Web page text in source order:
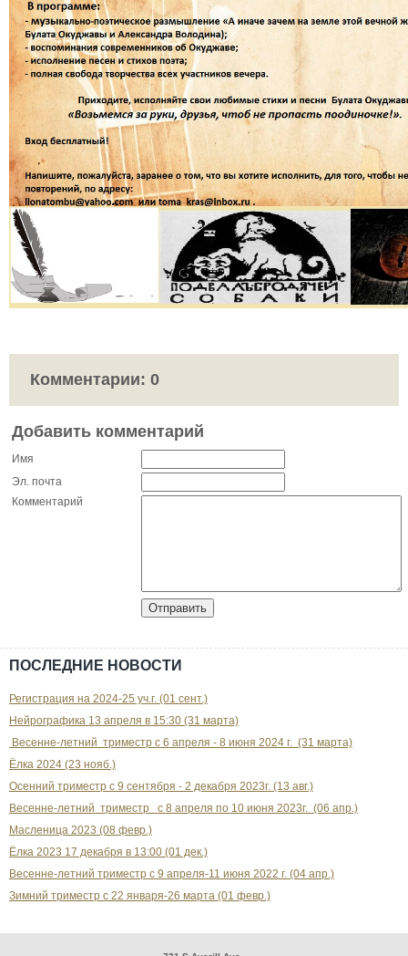
Комментарии: 0
Добавить комментарий
Имя
Эл. почта
Комментарий
ПОСЛЕДНИЕ НОВОСТИ
Регистрация на 2024-25 уч.г. (01 сент.)
Нейрографика 13 апреля в 15:30 (31 марта)
Весенне-летний триместр с 6 апреля - 8 июня 2024 г. (31 марта)
Ёлка 2024 (23 нояб.)
Осенний триместр с 9 сентября - 2 декабря 2023г. (13 авг.)
Весенне-летний триместр с 8 апреля по 10 июня 2023г. (06 апр.)
Масленица 2023 (08 февр.)
Ёлка 2023 17 декабря в 13:00 (01 дек.)
Весенне-летний триместр с 9 апреля-11 июня 2022 г. (04 апр.)
Зимний триместр с 22 января-26 марта (01 февр.)